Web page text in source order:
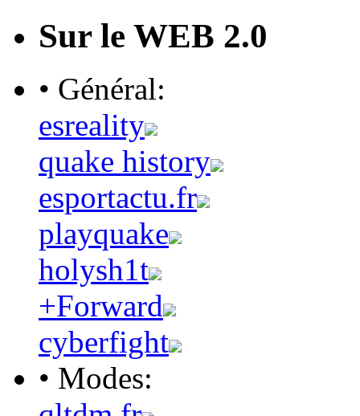
Sur le WEB 2.0
• Général:
esreality
quake history
esportactu.fr
playquake
holysh1t
+Forward
cyberfight
• Modes: